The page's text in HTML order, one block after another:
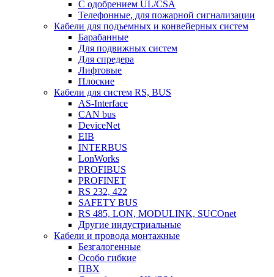
С одобрением UL/CSA
Телефонные, для пожарной сигнализации
Кабели для подъемных и конвейерных систем
Барабанные
Для подвижных систем
Для спредера
Лифтовые
Плоские
Кабели для систем RS, BUS
AS-Interface
CAN bus
DeviceNet
EIB
INTERBUS
LonWorks
PROFIBUS
PROFINET
RS 232, 422
SAFETY BUS
RS 485, LON, MODULINK, SUCOnet
Другие индустриальные
Кабели и провода монтажные
Безгалогенные
Особо гибкие
ПВХ